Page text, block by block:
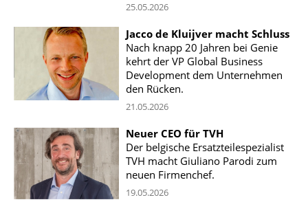
25.05.2026
Jacco de Kluijver macht Schluss
Nach knapp 20 Jahren bei Genie
kehrt der VP Global Business
Development dem Unternehmen
den Rücken.
21.05.2026
Neuer CEO für TVH
Der belgische Ersatzteilespezialist
TVH macht Giuliano Parodi zum
neuen Firmenchef.
19.05.2026